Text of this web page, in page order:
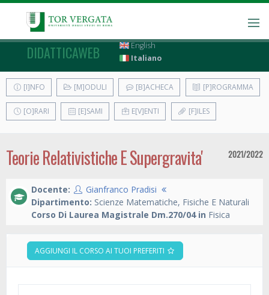
DIDATTICAWEB
English
Italiano
[I]NFO [M]ODULI [B]ACHECA [P]ROGRAMMA
[O]RARI [E]SAMI E[V]ENTI [F]ILES
Teorie Relativistiche E Supergravita' 2021/2022
Docente:
Gianfranco Pradisi
Dipartimento: Scienze Matematiche, Fisiche E Naturali
Corso Di Laurea Magistrale Dm.270/04 in Fisica
AGGIUNGI IL CORSO AI TUOI PREFERITI